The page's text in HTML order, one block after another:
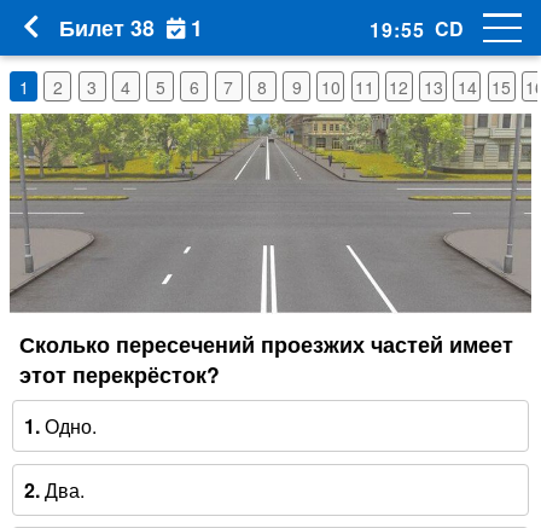
1 2 3 4 5 6 7 8 9 10 11 12 13 14 15
Сколько пересечений проезжих частей имеет
этот перекрёсток?
1.Одно.
2.Два.
Билет 38 1 19:54 CD